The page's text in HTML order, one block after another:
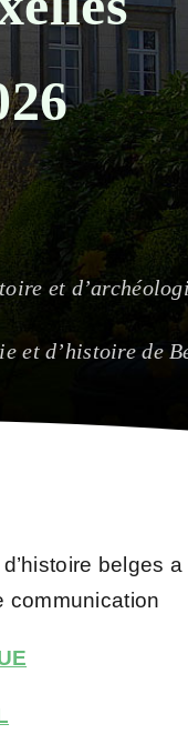
et
et d’histoire de
belges
communication